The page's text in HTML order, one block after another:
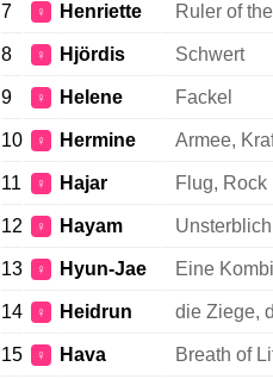
7 ♀ Henriette Ruler of
8 ♀ Hjördis Schwert
9 ♀ Helene Fackel
10 ♀ Hermine Armee,
11 ♀ Hajar Flug, Rock
12 ♀ Hayam
13 ♀ Hyun-Jae Eine
14 ♀ Heidrun die Ziege,
15 ♀ Hava Breath of